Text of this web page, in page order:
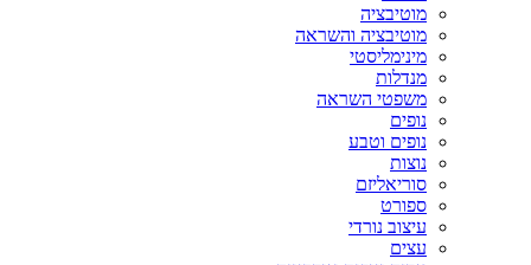
מוטיבציה
מוטיבציה והשראה
מינימליסטי
מנדלות
משפטי השראה
נופים
נופים וטבע
נוצות
סוריאליזם
ספורט
עיצוב נורדי
עצים